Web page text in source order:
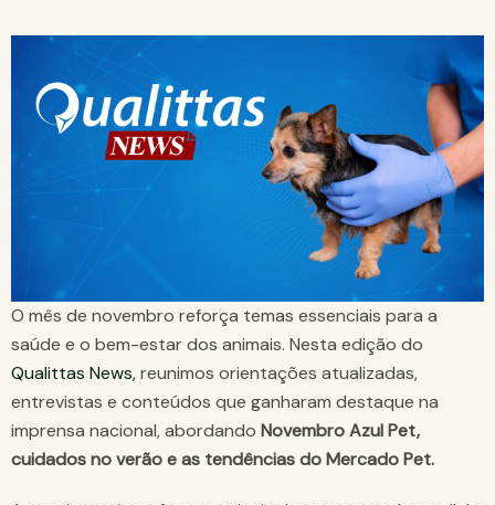
O mês de novembro reforça temas essenciais para a
saúde e o bem-estar dos animais. Nesta edição do
Qualittas News,reunimos orientações atualizadas,
entrevistas e conteúdos que ganharam destaque na
imprensa nacional, abordando Novembro Azul Pet,
cuidados no verão e as tendências do Mercado Pet.